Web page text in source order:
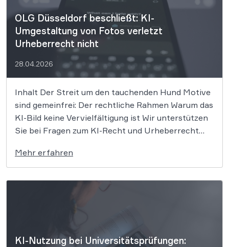
OLG Düsseldorf beschließt: KI-
Umgestaltung von Fotos verletzt
Urheberrecht nicht
28.04.2026
Inhalt Der Streit um den tauchenden Hund Motive
sind gemeinfrei: Der rechtliche Rahmen Warum das
KI-Bild keine Vervielfältigung ist Wir unterstützen
Sie bei Fragen zum KI-Recht und Urheberrecht
daraus ein stilistisch völlig neues Bild generiert,
begeht keine Urheberrechtsverletzung. Das […]
Mehr erfahren
KI-Nutzung bei Universitätsprüfungen: